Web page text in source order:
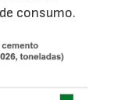
consumo.